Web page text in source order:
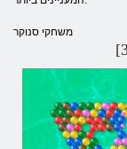
משחקי סנוקר